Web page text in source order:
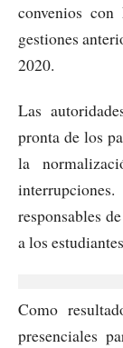
convenios
gestiones
2020.
Las
pronta de los
la
responsables
a los
Como
presenciales